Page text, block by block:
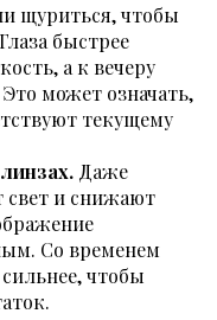
щуриться, чтобы
быстрее
а к вечеру
может означать,
текущему
Даже
свет и снижают
Со временем
чтобы